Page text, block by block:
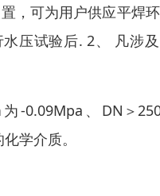
，可为用户供应平焊
压试验后. 2、 凡涉
-0.09Mpa、DN＞
学介质。